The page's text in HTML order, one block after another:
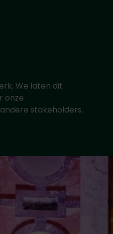
We laten dit
onze
stakeholders.